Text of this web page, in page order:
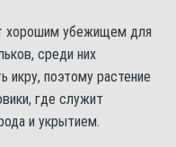
хорошим убежищем для
среди них
поэтому растение
где служит
и укрытием.